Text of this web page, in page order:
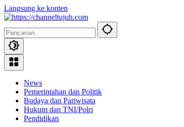
Langsung ke konten
News
Pemerintahan dan Politik
Budaya dan Pariwisata
Hukum dan TNI/Polri
Pendidikan